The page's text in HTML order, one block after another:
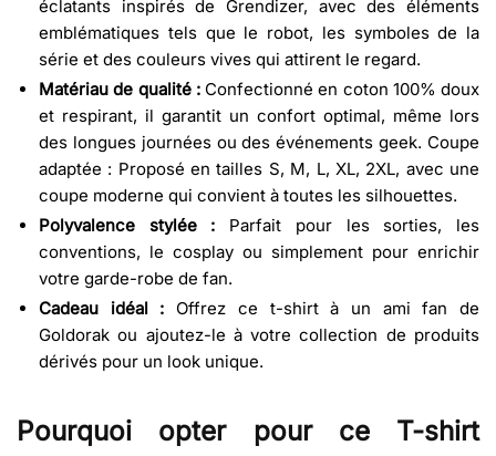
éclatants inspirés de Grendizer, avec des éléments
emblématiques tels que le robot, les symboles de la
série et des couleurs vives qui attirent le regard.
Matériau de qualité :Confectionné en coton 100% doux
et respirant, il garantit un confort optimal, même lors
des longues journées ou des événements geek. Coupe
adaptée : Proposé en tailles S, M, L, XL, 2XL, avec une
coupe moderne qui convient à toutes les silhouettes.
Polyvalence stylée : Parfait pour les sorties, les
conventions, le cosplay ou simplement pour enrichir
votre garde-robe de fan.
Cadeau idéal : Offrez ce t-shirt à un ami fan de
Goldorak ou ajoutez-le à votre collection de produits
dérivés pour un look unique.
Pourquoi opter pour ce T-shirt